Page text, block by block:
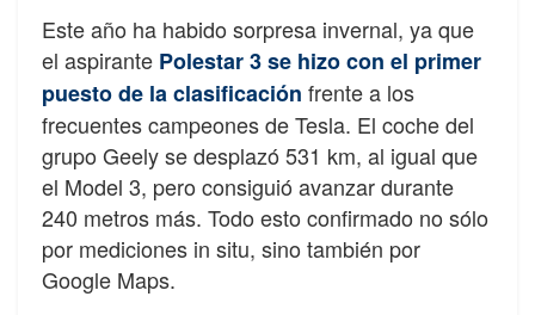
Este año ha habido sorpresa invernal, ya que
el aspirante Polestar 3 se hizo con el primer
puesto de la clasificación frente a los
frecuentes campeones de Tesla. El coche del
grupo Geely se desplazó 531 km, al igual que
el Model 3, pero consiguió avanzar durante
240 metros más. Todo esto confirmado no sólo
por mediciones in situ, sino también por
Google Maps.